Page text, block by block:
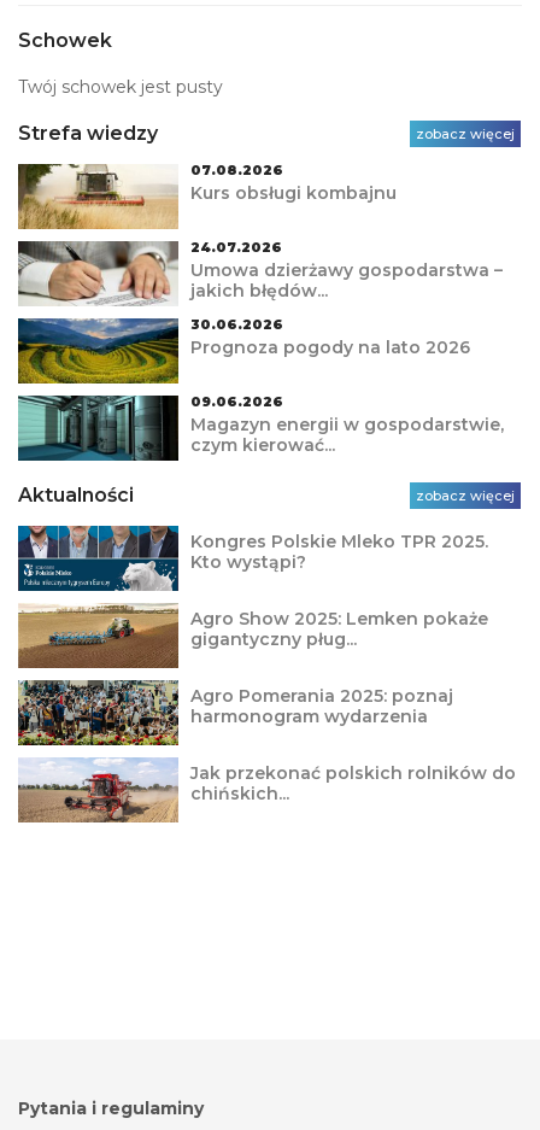
Schowek
Twój schowek jest pusty
Strefa wiedzy zobacz więcej
07.08.2026
Kurs obsługi kombajnu
24.07.2026
Umowa dzierżawy gospodarstwa –
jakich błędów...
30.06.2026
Prognoza pogody na lato 2026
09.06.2026
Magazyn energii w gospodarstwie,
czym kierować...
Aktualności zobacz więcej
Kongres Polskie Mleko TPR 2025.
Kto wystąpi?
Agro Show 2025: Lemken pokaże
gigantyczny pług...
Agro Pomerania 2025: poznaj
harmonogram wydarzenia
Jak przekonać polskich rolników do
chińskich...
Pytania i regulaminy